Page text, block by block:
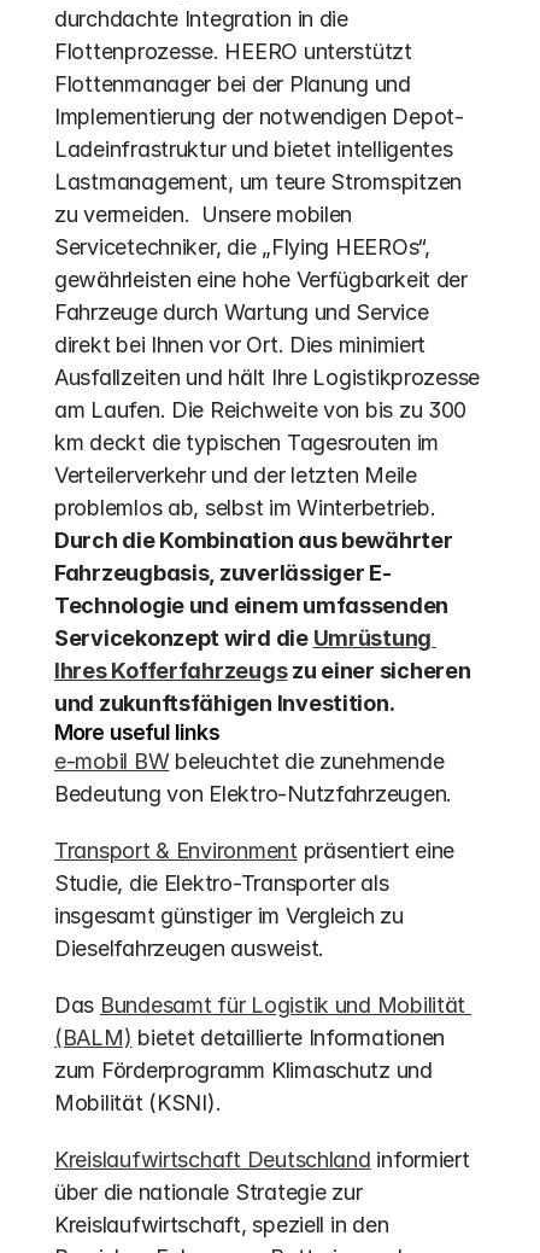
durchdachte Integration in die
Flottenprozesse. HEERO unterstützt
Flottenmanager bei der Planung und
Implementierung der notwendigen Depot-
Ladeinfrastruktur und bietet intelligentes
Lastmanagement, um teure Stromspitzen
zu vermeiden.  Unsere mobilen
Servicetechniker, die „Flying HEEROs“,
gewährleisten eine hohe Verfügbarkeit der
Fahrzeuge durch Wartung und Service
direkt bei Ihnen vor Ort. Dies minimiert
Ausfallzeiten und hält Ihre Logistikprozesse
am Laufen. Die Reichweite von bis zu 300
km deckt die typischen Tagesrouten im
Verteilerverkehr und der letzten Meile
Durch die Kombination aus bewährter
Fahrzeugbasis, zuverlässiger E-
Technologie und einem umfassenden
Servicekonzept wird die Umrüstung
Ihres Kofferfahrzeugs zu einer sicheren
und zukunftsfähigen Investition.
More useful links
e-mobil BW beleuchtet die zunehmende
Bedeutung von Elektro-Nutzfahrzeugen.
Transport & Environment präsentiert eine
Studie, die Elektro-Transporter als
insgesamt günstiger im Vergleich zu
Dieselfahrzeugen ausweist.
Das Bundesamt für Logistik und Mobilität
(BALM) bietet detaillierte Informationen
zum Förderprogramm Klimaschutz und
Mobilität (KSNI).
Kreislaufwirtschaft Deutschland informiert
über die nationale Strategie zur
Kreislaufwirtschaft, speziell in den